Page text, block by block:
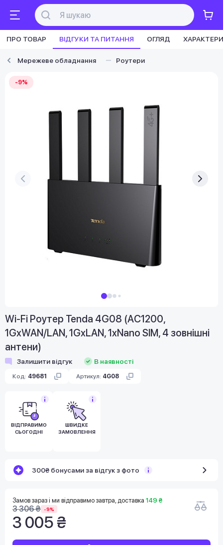
ПРО ТОВАР ВІДГУКИ ТА ПИТАННЯ ОГЛЯД
Мережеве обладнання Роутери
-9%
Wi-Fi Роутер Tenda 4G08 (AC1200,
1GxWAN/LAN, 1GxLAN, 1xNano SIM, 4 зовнішні
антени)
Залишити відгук В наявності
Код: 49681 Артикул: 4G08
ВІДПРАВИМО
СЬОГОДНІ
ШВИДКЕ
ЗАМОВЛЕННЯ
300₴ бонусами за відгук з фото
Замов зараз і ми відправимо завтра, доставка 149 ₴
3 306 ₴ -9%
3 005 ₴